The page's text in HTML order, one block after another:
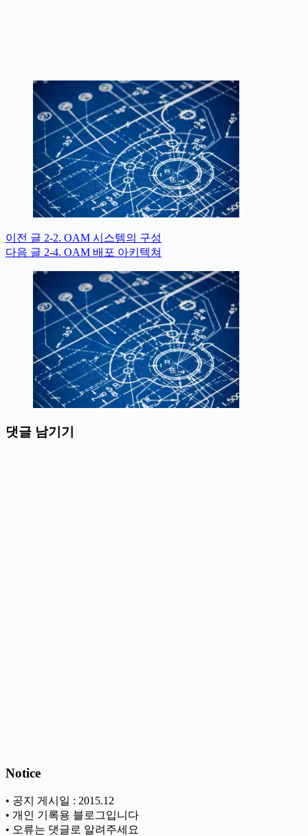
이전 글 2-2. OAM 시스템의 구성
다음 글 2-4. OAM 배포 아키텍쳐
댓글 남기기
Notice
• 공지 게시일 : 2015.12
• 개인 기록용 블로그입니다
• 오류는 댓글로 알려주세요